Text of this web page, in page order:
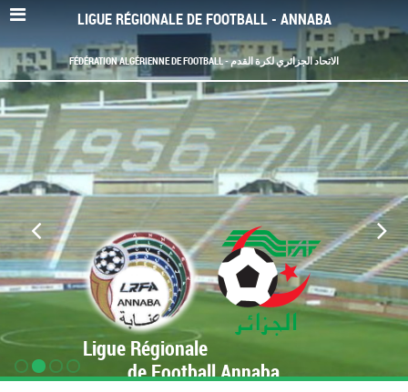
LIGUE RÉGIONALE DE FOOTBALL - ANNABA
FÉDÉRATION ALGÉRIENNE DE FOOTBALL - الاتحاد الجزائري لكرة القدم
Ligue Régionale
de Football Annaba